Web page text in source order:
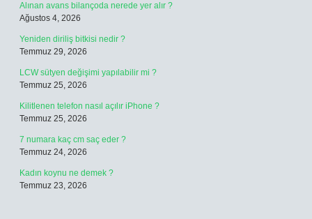
Alınan avans bilançoda nerede yer alır ?
Ağustos 4, 2026
Yeniden diriliş bitkisi nedir ?
Temmuz 29, 2026
LCW sütyen değişimi yapılabilir mi ?
Temmuz 25, 2026
Kilitlenen telefon nasıl açılır iPhone ?
Temmuz 25, 2026
7 numara kaç cm saç eder ?
Temmuz 24, 2026
Kadın koynu ne demek ?
Temmuz 23, 2026